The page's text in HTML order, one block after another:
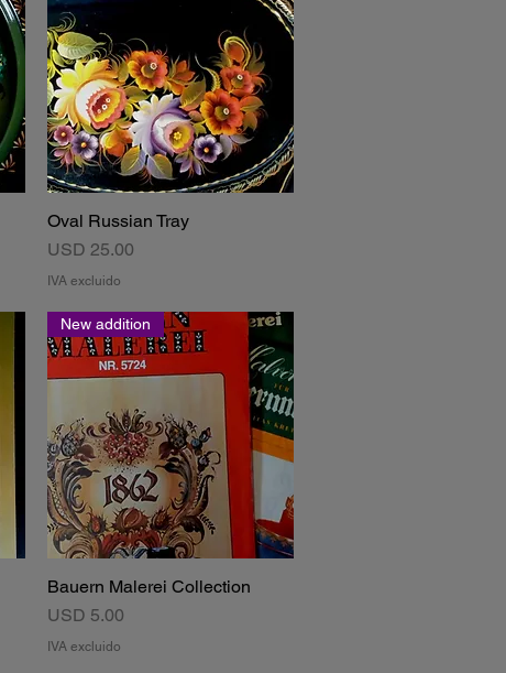
Vista rápida
Oval Russian Tray
Precio
USD 25.00
IVA excluido
Vista rápida
New addition
Bauern Malerei Collection
Precio
USD 5.00
IVA excluido